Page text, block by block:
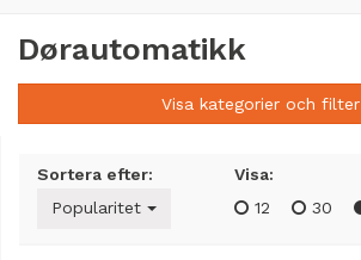
Dørautomatikk
Visa kategorier och filter
Sortera efter:
Popularitet
Visa:
12
30